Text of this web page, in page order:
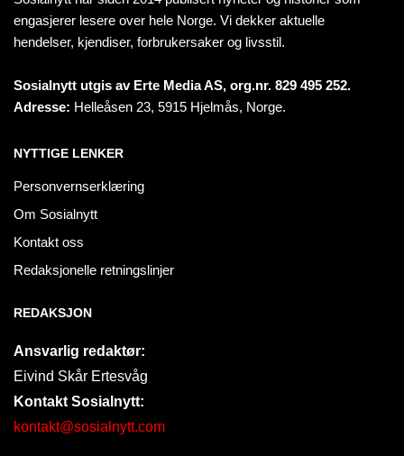
engasjerer lesere over hele Norge. Vi dekker aktuelle
hendelser, kjendiser, forbrukersaker og livsstil.
Sosialnytt utgis av Erte Media AS, org.nr. 829 495 252.
Adresse: Helleåsen 23, 5915 Hjelmås, Norge.
NYTTIGE LENKER
Personvernserklæring
Om Sosialnytt
Kontakt oss
Redaksjonelle retningslinjer
REDAKSJON
Ansvarlig redaktør:
Eivind Skår Ertesvåg
Kontakt Sosialnytt:
kontakt@sosialnytt.com